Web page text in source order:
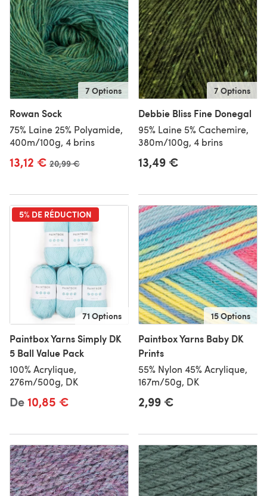
7 Options
Rowan Sock
75% Laine 25% Polyamide,
400m/100g, 4 brins
13,12 € Ancien prix
20,99 €
7 Options
Debbie Bliss Fine Donegal
95% Laine 5% Cachemire,
380m/100g, 4 brins
13,49 €
5% DE RÉDUCTION
71 Options
Paintbox Yarns Simply DK
5 Ball Value Pack
100% Acrylique,
276m/500g, DK
De10,85 €
15 Options
Paintbox Yarns Baby DK
Prints
55% Nylon 45% Acrylique,
167m/50g, DK
2,99 €